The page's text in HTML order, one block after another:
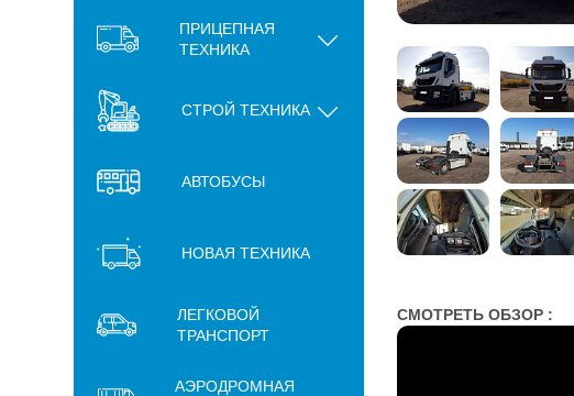
ПРИЦЕПНАЯ
ТЕХНИКА
СТРОЙ ТЕХНИКА
АВТОБУСЫ
НОВАЯ ТЕХНИКА
ЛЕГКОВОЙ
ТРАНСПОРТ
АЭРОДРОМНАЯ
СМОТРЕТЬ ОБЗОР :